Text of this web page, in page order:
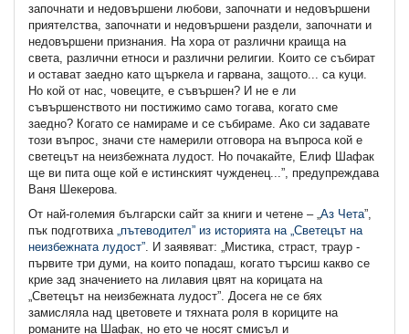
започнати и недовършени любови, започнати и недовършени
приятелства, започнати и недовършени раздели, започнати и
недовършени признания. На хора от различни краища на
света, различни етноси и различни религии. Които се събират
и остават заедно като щъркела и гарвана, защото... са куци.
Но кой от нас, човеците, е съвършен? И не е ли
съвършенството ни постижимо само тогава, когато сме
заедно? Когато се намираме и се събираме. Ако си задавате
този въпрос, значи сте намерили отговора на въпроса кой е
светецът на неизбежната лудост. Но почакайте, Елиф Шафак
ще ви пита още кой е истинският чужденец...”, предупреждава
Ваня Шекерова.
От най-големия български сайт за книги и четене – „ Аз Чета”,
пък подготвиха „пътеводител” из историята на „Светецът на
неизбежната лудост” . И заявяват: „Мистика, страст, траур -
първите три думи, на които попадaш, когато търсиш какво се
крие зад значението на лилавия цвят на корицата на
„Светецът на неизбежната лудост”. Досега не се бях
замисляла над цветовете и тяхната роля в кориците на
романите на Шафак, но ето че носят смисъл и